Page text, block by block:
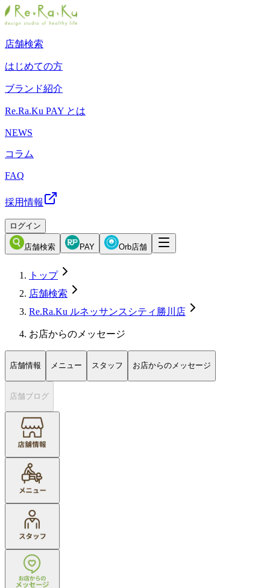
店舗検索
はじめての方
ブランド紹介
Re.Ra.Ku PAY とは
NEWS
コラム
FAQ
採用情報
ログイン
店舗検索 PAY Orb店舗
トップ
店舗検索
Re.Ra.Ku ルネッサンスシティ勝川店
お店からのメッセージ
店舗情報 メニュー スタッフ お店からのメッセージ
店舗ブログ